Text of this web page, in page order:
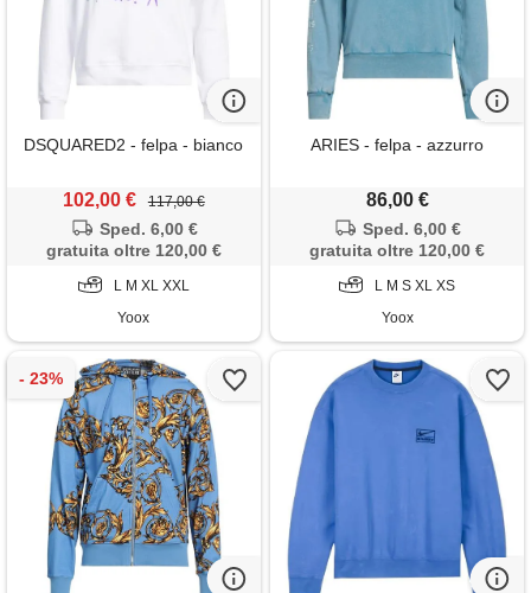
DSQUARED2 - felpa - bianco
102,00 € 117,00 €
Sped. 6,00 €
gratuita oltre 120,00 €
L M XL XXL
Yoox
ARIES - felpa - azzurro
86,00 €
Sped. 6,00 €
gratuita oltre 120,00 €
L M S XL XS
Yoox